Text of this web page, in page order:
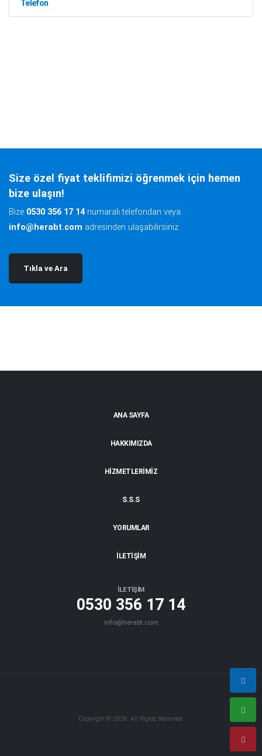
Telefon
Size özel fiyat teklifimizi öğrenmek için hemen
bize ulaşın!
Bize 0530 356 17 14 numaralı telefondan veya
info@herabt.com adresinden ulaşabilirsiniz
Tıkla ve Ara
ANA SAYFA
HAKKIMIZDA
HİZMETLERİMİZ
S.S.S
YORUMLAR
İLETİŞİM
İLETİŞİM
0530 356 17 14
info@herabt.com
Copyright © 2026. All Rights Reserved.